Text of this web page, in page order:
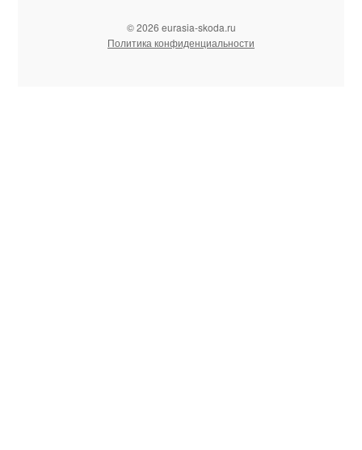
© 2026 eurasia-skoda.ru
Политика конфиденциальности